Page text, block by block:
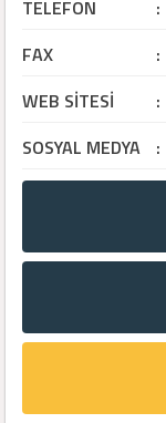
TELEFON :
FAX :
WEB SİTESİ :
SOSYAL MEDYA :